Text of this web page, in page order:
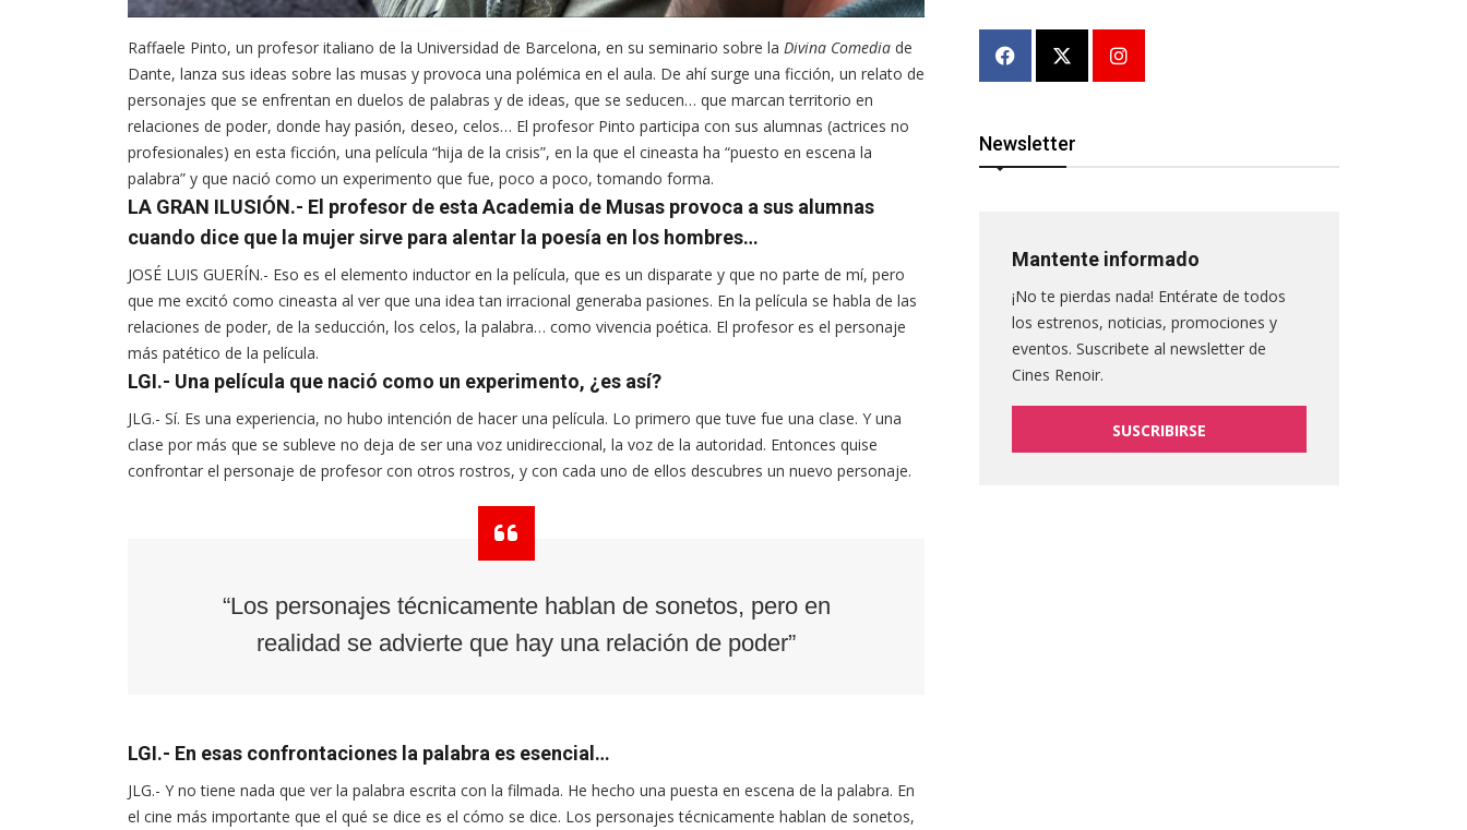
Raffaele Pinto, un profesor italiano de la Universidad de Barcelona, en su seminario sobre la Divina Comedia de
Dante, lanza sus ideas sobre las musas y provoca una polémica en el aula. De ahí surge una ficción, un relato de
personajes que se enfrentan en duelos de palabras y de ideas, que se seducen… que marcan territorio en
relaciones de poder, donde hay pasión, deseo, celos… El profesor Pinto participa con sus alumnas (actrices no
profesionales) en esta ficción, una película “hija de la crisis”, en la que el cineasta ha “puesto en escena la
palabra” y que nació como un experimento que fue, poco a poco, tomando forma.
LA GRAN ILUSIÓN.- El profesor de esta Academia de Musas provoca a sus alumnas
cuando dice que la mujer sirve para alentar la poesía en los hombres…
JOSÉ LUIS GUERÍN.- Eso es el elemento inductor en la película, que es un disparate y que no parte de mí, pero
que me excitó como cineasta al ver que una idea tan irracional generaba pasiones. En la película se habla de las
relaciones de poder, de la seducción, los celos, la palabra… como vivencia poética. El profesor es el personaje
más patético de la película.
LGI.- Una película que nació como un experimento, ¿es así?
JLG.- Sí. Es una experiencia, no hubo intención de hacer una película. Lo primero que tuve fue una clase. Y una
clase por más que se subleve no deja de ser una voz unidireccional, la voz de la autoridad. Entonces quise
confrontar el personaje de profesor con otros rostros, y con cada uno de ellos descubres un nuevo personaje.
“Los personajes técnicamente hablan de sonetos, pero en
realidad se advierte que hay una relación de poder”
LGI.- En esas confrontaciones la palabra es esencial…
JLG.- Y no tiene nada que ver la palabra escrita con la filmada. He hecho una puesta en escena de la palabra. En
el cine más importante que el qué se dice es el cómo se dice. Los personajes técnicamente hablan de sonetos,
Newsletter
Mantente informado
¡No te pierdas nada! Entérate de todos
los estrenos, noticias, promociones y
eventos. Suscribete al newsletter de
Cines Renoir.
SUSCRIBIRSE